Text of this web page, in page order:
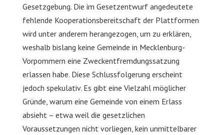
Gesetzgebung. Die im Gesetzentwurf angedeutete
fehlende Kooperationsbereitschaft der Plattformen
wird unter anderem herangezogen, um zu erklären,
weshalb bislang keine Gemeinde in Mecklenburg-
Vorpommern eine Zweckentfremdungssatzung
erlassen habe. Diese Schlussfolgerung erscheint
jedoch spekulativ. Es gibt eine Vielzahl möglicher
Gründe, warum eine Gemeinde von einem Erlass
absieht – etwa weil die gesetzlichen
Voraussetzungen nicht vorliegen, kein unmittelbarer